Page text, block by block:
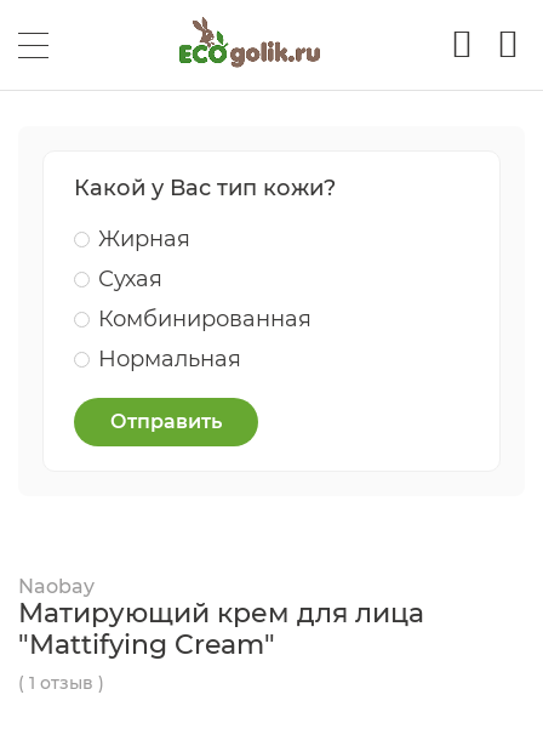
Какой у Вас тип кожи?
Жирная
Сухая
Комбинированная
Нормальная
Отправить
Naobay
Матирующий крем для лица
"Mattifying Cream"
( 1 отзыв )